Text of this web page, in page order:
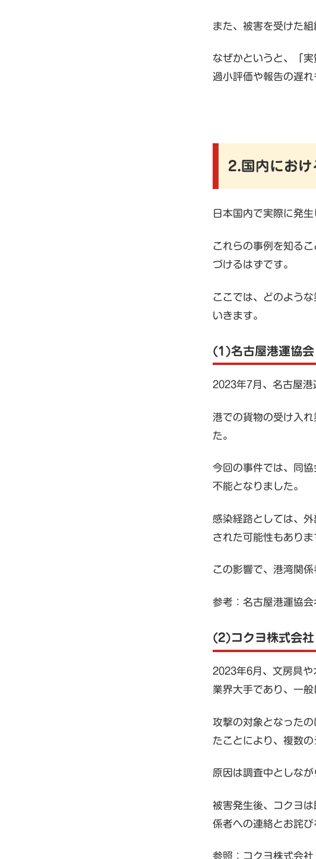
また、被害を受けた
なぜかというと、「
過小評価や報告の遅れ
2.国内にお
日本国内で実際に発
これらの事例を知る
づけるはずです。
ここでは、どのよう
いきます。
(1)名古屋港運協
2023年7月、名古屋港
港での貨物の受け入
た。
今回の事件では、同
不能となりました。
感染経路としては、
された可能性もありま
この影響で、港湾関
参考：名古屋港運協
(2)コクヨ株式会
2023年6月、文房具や
業界大手であり、一
攻撃の対象となった
たことにより、複数
原因は調査中としな
被害発生後、コクヨ
係者への連絡とお詫
参照：コクヨ株式会社